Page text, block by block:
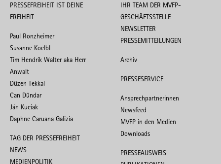
PRESSEFREIHEIT IST DEINE
FREIHEIT
Paul Ronzheimer
Susanne Koelbl
Tim Hendrik Walter aka Herr
Anwalt
Düzen Tekkal
Can Dündar
Ján Kuciak
Daphne Caruana Galizia
TAG DER PRESSEFREIHEIT
NEWS
MEDIENPOLITIK
IHR TEAM DER MVFP-
GESCHÄFTSSTELLE
NEWSLETTER
PRESSEMITTEILUNGEN
Archiv
PRESSESERVICE
Ansprechpartnerinnen
Newsfeed
MVFP in den Medien
Downloads
PRESSEAUSWEIS